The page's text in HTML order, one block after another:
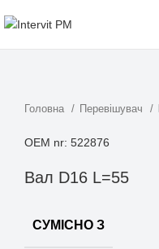
Головна Перевішувач
OEM nr: 522876
Вал D16 L=55
СУМІСНО З